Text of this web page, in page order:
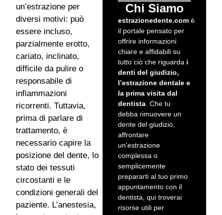
un’estrazione per
diversi motivi: può
essere incluso,
parzialmente erotto,
cariato, inclinato,
difficile da pulire o
responsabile di
infiammazioni
ricorrenti. Tuttavia,
prima di parlare di
trattamento, è
necessario capire la
posizione del dente, lo
stato dei tessuti
circostanti e le
condizioni generali del
paziente. L’anestesia,
Chi Siamo
estrazionedente.com è
il portale pensato per
offrire informazioni
chiare e affidabili su
tutto ciò che riguarda i
denti del giudizio,
l’estrazione dentale e
la prima visita dal
dentista . Che tu
debba rimuovere un
dente del giudizio,
affrontare
un’estrazione
complessa o
semplicemente
prepararti al tuo primo
appuntamento con il
dentista, qui troverai
risorse utili per